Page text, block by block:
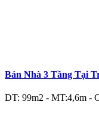
Bán Nhà 3 Tầng Tại
DT: 99m2 - MT:4,6m -